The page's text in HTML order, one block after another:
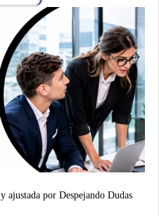
y ajustada por Despejando Dudas